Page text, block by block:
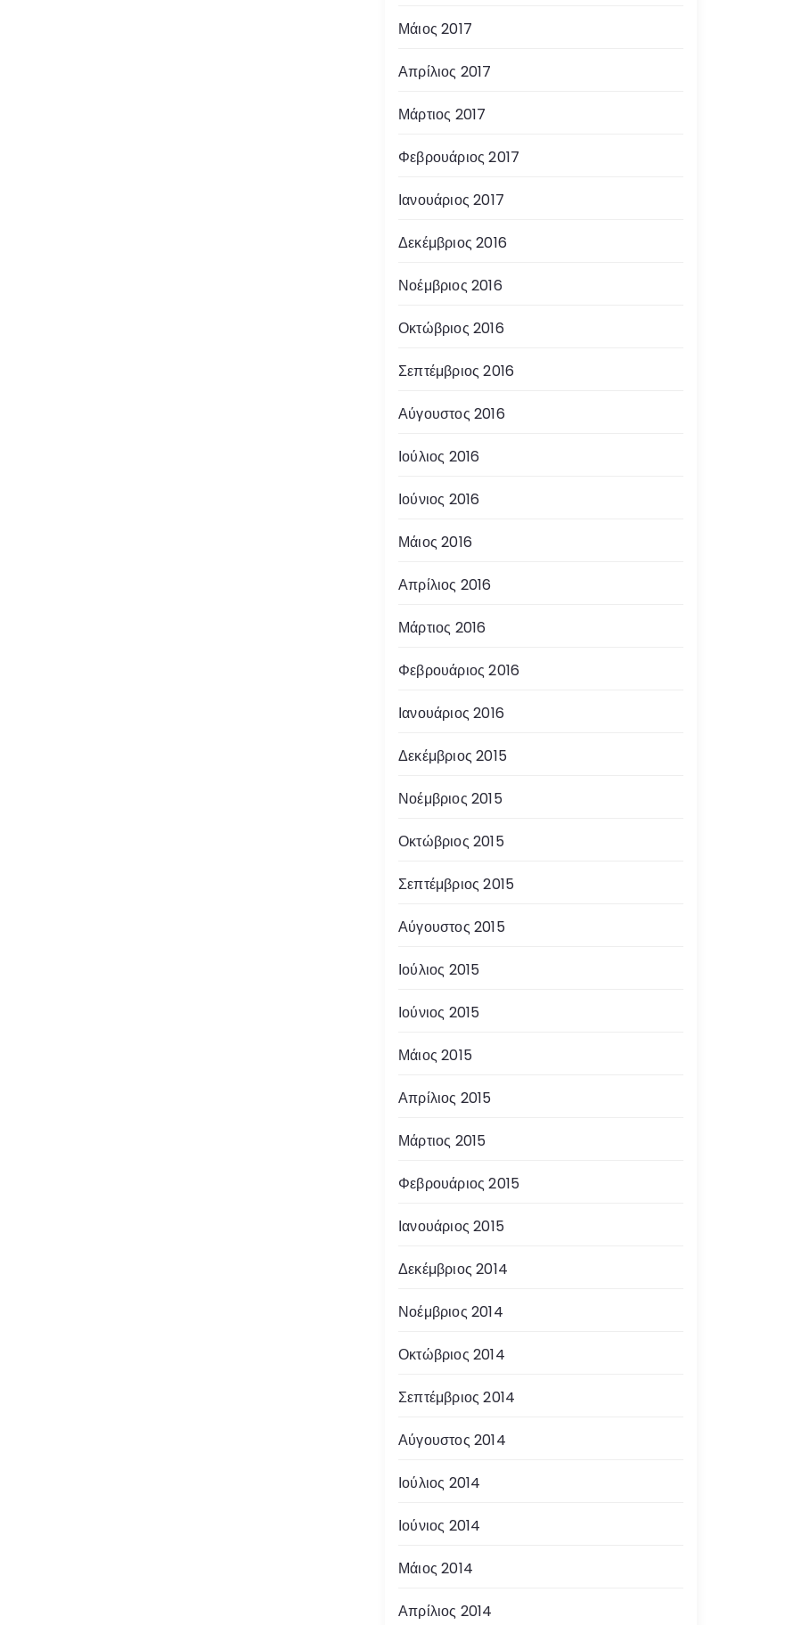
Μάιος 2017
Απρίλιος 2017
Μάρτιος 2017
Φεβρουάριος 2017
Ιανουάριος 2017
Δεκέμβριος 2016
Νοέμβριος 2016
Οκτώβριος 2016
Σεπτέμβριος 2016
Αύγουστος 2016
Ιούλιος 2016
Ιούνιος 2016
Μάιος 2016
Απρίλιος 2016
Μάρτιος 2016
Φεβρουάριος 2016
Ιανουάριος 2016
Δεκέμβριος 2015
Νοέμβριος 2015
Οκτώβριος 2015
Σεπτέμβριος 2015
Αύγουστος 2015
Ιούλιος 2015
Ιούνιος 2015
Μάιος 2015
Απρίλιος 2015
Μάρτιος 2015
Φεβρουάριος 2015
Ιανουάριος 2015
Δεκέμβριος 2014
Νοέμβριος 2014
Οκτώβριος 2014
Σεπτέμβριος 2014
Αύγουστος 2014
Ιούλιος 2014
Ιούνιος 2014
Μάιος 2014
Απρίλιος 2014